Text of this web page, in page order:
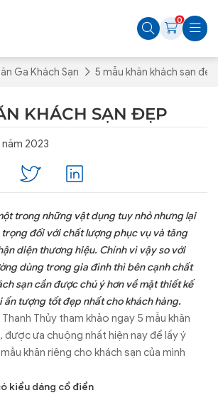
0
Ga Khách Sạn 5 mẫu khăn khách sạn đẹp
KHÁCH SẠN ĐẸP
2023
trong những vật dụng tuy nhỏ nhưng lại
đối với chất lượng phục vụ và tăng
diện thương hiệu. Chính vì vậy so với
dùng trong gia đình thì bên cạnh chất
sạn cần được chú ý hơn về mặt thiết kế
ấn tượng tốt đẹp nhất cho khách hàng.
Thủy tham khảo ngay 5 mẫu khăn
được ưa chuộng nhất hiện nay để lấy ý
khăn riêng cho khách sạn của mình
kiểu dáng cổ điển